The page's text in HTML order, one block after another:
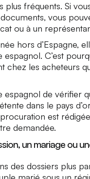
plus fréquents. Si
vous
ou à un
hors d’Espagne,
C’est
chez les acheteurs
espagnol de vérifier
dans le pays
est
demandée.
un mariage ou
des dossiers plus